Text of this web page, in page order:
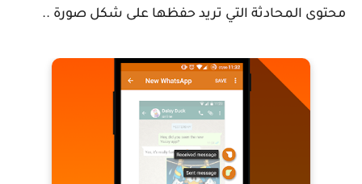
محتوى المحادثة التي تريد حفظها على شكل صورة ..